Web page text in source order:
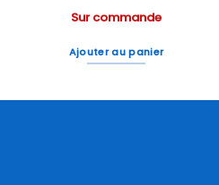
Sur commande
Ajouter au panier